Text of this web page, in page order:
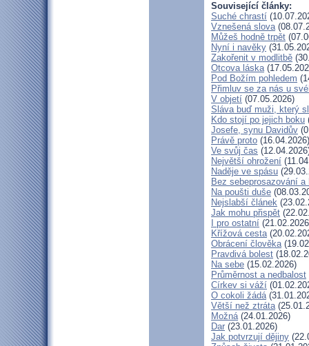
Související články:
Suché chrastí
Vznešená slova
Můžeš hodně trpět
Nyní i navěky
Zakořenit v modlitbě
Otcova láska
Pod Božím pohledem
Přimluv se za nás u
V objetí (07.05.2026)
Sláva buď muži, který
Kdo stojí po jejich boku
Josefe, synu Davidův
Právě proto (16.04.2026)
Ve svůj čas
Největší ohrožení
Naděje ve spásu
Bez sebeprosazování
Na poušti duše
Nejslabší článek
Jak mohu přispět
I pro ostatní
Křížová cesta
Obrácení člověka
Pravdivá bolest
Na sebe (15.02.2026)
Průměrnost a nedbalost
Církev si váží
O cokoli žádá
Větší než ztráta
Možná(24.01.2026)
Dar (23.01.2026)
Jak potvrzují dějiny